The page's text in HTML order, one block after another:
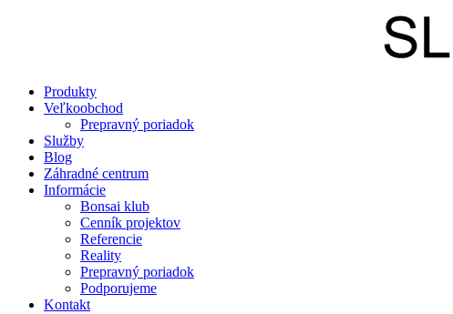
Produkty
Veľkoobchod
Prepravný poriadok
Služby
Blog
Záhradné centrum
Informácie
Bonsai klub
Cenník projektov
Referencie
Reality
Prepravný poriadok
Podporujeme
Kontakt